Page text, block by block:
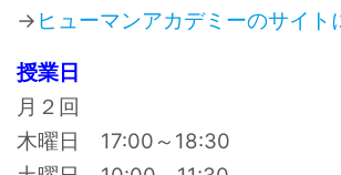
→ ヒューマンアカデミーのサイト
授業日
月２回
木曜日 17:00～18:30